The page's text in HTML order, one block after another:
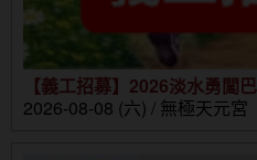
【義工招募】2026淡水勇闖
2026-08-08 (六) / 無極天元宮